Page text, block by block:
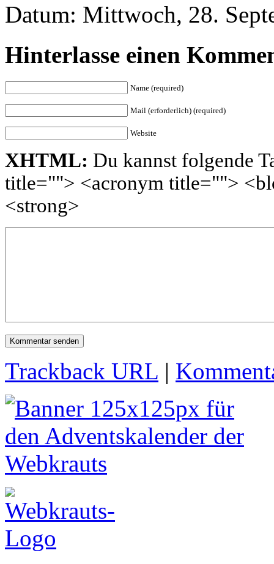
Datum: Mittwoch, 28.
Hinterlasse einen
Name (required)
Mail (erforderlich) (required)
Website
XHTML: Du kannst folgende
title=""> <acronym title="">
<strong>
Trackback URL |